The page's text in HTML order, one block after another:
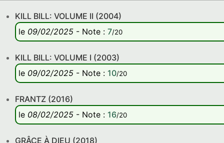
KILL BILL: VOLUME II (2004)
le 09/02/2025 - Note : 7/20
KILL BILL: VOLUME I (2003)
le 09/02/2025 - Note : 10/20
FRANTZ (2016)
le 08/02/2025 - Note : 16/20
GRÂCE À DIEU (2018)